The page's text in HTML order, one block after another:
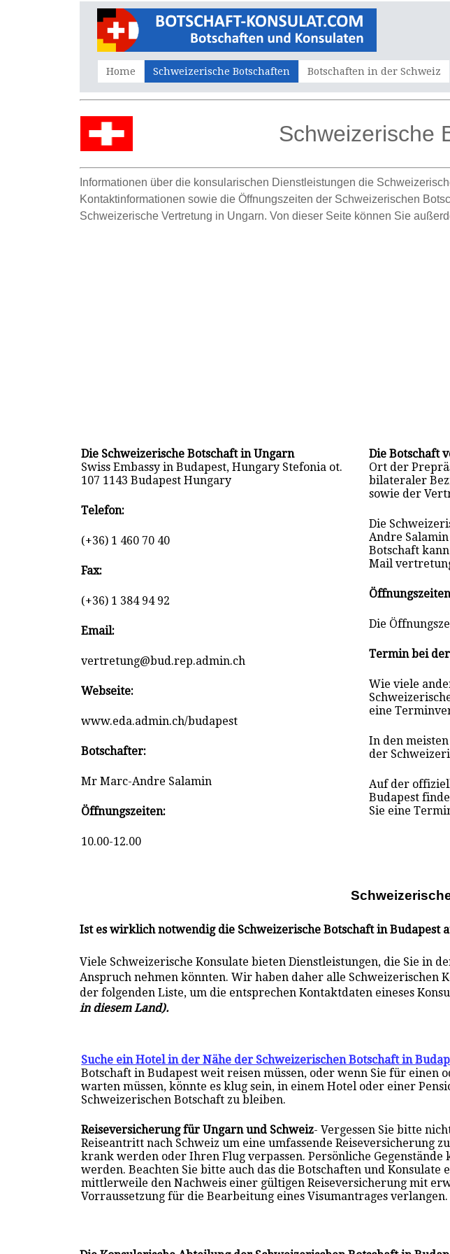
Home Schweizerische Botschaften Botschaften in der Schweiz
Schweizerische
Informationen über die konsularischen Dienstleistungen die
Kontaktinformationen sowie die Öffnungszeiten der Schweizerischen
Schweizerische Vertretung in Ungarn. Von dieser Seite können Sie
Die Schweizerische Botschaft in Ungarn
Swiss Embassy in Budapest, Hungary Stefonia ot.
107 1143 Budapest Hungary
Telefon:
(+36) 1 460 70 40
Fax:
(+36) 1 384 94 92
Email:
vertretung@bud.rep.admin.ch
Webseite:
www.eda.admin.ch/budapest
Botschafter:
Mr Marc-Andre Salamin
Öffnungszeiten:
10.00-12.00
Die Botschaft
Ort der
bilateraler
sowie der
Die
Andre
Botschaft
Mail
Die
Termin bei
Wie viele
eine
In den
der
Auf der
Budapest
Sie eine
Ist es wirklich notwendig die Schweizerische Botschaft in Budapest
Viele Schweizerische Konsulate bieten Dienstleistungen, die Sie in
Anspruch nehmen könnten. Wir haben daher alle Schweizerischen
der folgenden Liste, um die entsprechen Kontaktdaten eineses
in diesem Land).
Suche ein Hotel in der Nähe der Schweizerischen Botschaft in
Botschaft in Budapest weit reisen müssen, oder wenn Sie für einen
warten müssen, könnte es klug sein, in einem Hotel oder einer
Schweizerischen Botschaft zu bleiben.
Reiseversicherung für Ungarn und Schweiz- Vergessen Sie bitte
Reiseantritt nach Schweiz um eine umfassende Reiseversicherung
krank werden oder Ihren Flug verpassen. Persönliche Gegenstände
werden. Beachten Sie bitte auch das die Botschaften und Konsulate
mittlerweile den Nachweis einer gültigen Reiseversicherung mit
Vorraussetzung für die Bearbeitung eines Visumantrages verlangen.